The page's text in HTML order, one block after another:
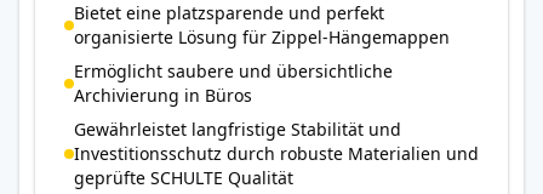
Bietet eine platzsparende und perfekt
organisierte Lösung für Zippel-Hängemappen
Ermöglicht saubere und übersichtliche
Archivierung in Büros
Gewährleistet langfristige Stabilität und
Investitionsschutz durch robuste Materialien und
geprüfte SCHULTE Qualität